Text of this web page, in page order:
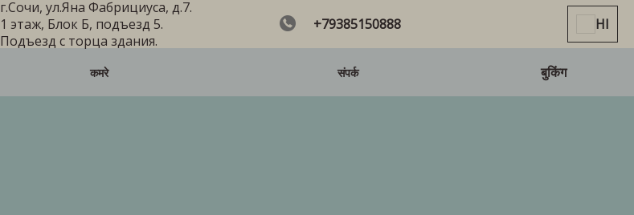
г.Сочи, ул.Яна Фабрициуса, д.7.
1 этаж, Блок Б, подъезд 5.
Подъезд с торца здания.
+79385150888 HI
कमरे संपर्क बुकिंग